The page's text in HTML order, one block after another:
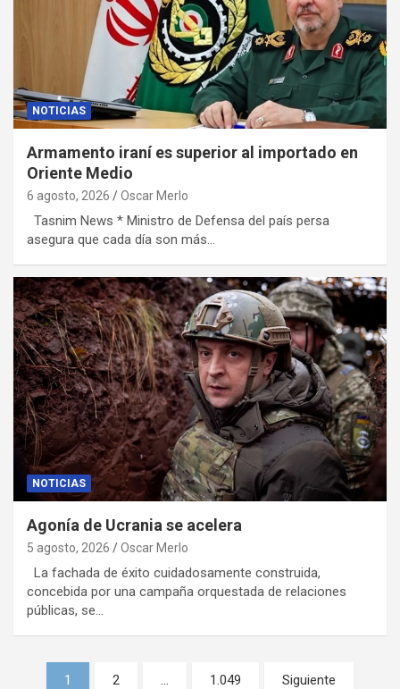
NOTICIAS
Armamento iraní es superior al importado en
Oriente Medio
6 agosto, 2026 Oscar Merlo
Tasnim News * Ministro de Defensa del país persa
asegura que cada día son más…
NOTICIAS
Agonía de Ucrania se acelera
5 agosto, 2026 Oscar Merlo
La fachada de éxito cuidadosamente construida,
concebida por una campaña orquestada de relaciones
públicas, se…
1 2 … 1.049 Siguiente